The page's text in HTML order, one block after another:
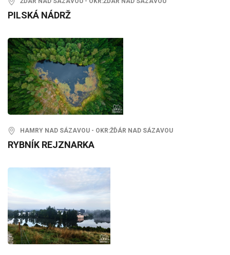
PILSKÁ NÁDRŽ
HAMRY NAD SÁZAVOU - OKR:ŽĎÁR NAD SÁZAVOU
RYBNÍK REJZNARKA